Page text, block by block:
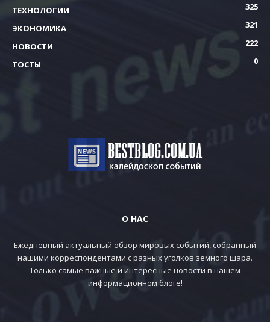
ТЕХНОЛОГИИ
325
ЭКОНОМИКА
321
НОВОСТИ
222
ТОСТЫ
0
О НАС
Ежедневный актуальный обзор мировых событий, собранный
нашими корреспондентами с разных уголков земного шара.
Только самые важные и интересные новости в нашем
информационном блоге!